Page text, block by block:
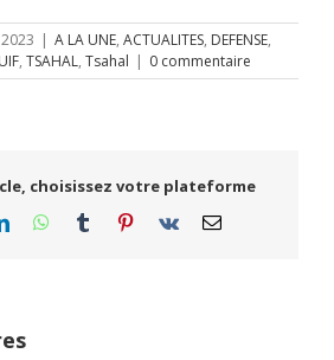
| A LA UNE, ACTUALITES, DEFENSE,
, TSAHAL, Tsahal | 0 commentaire
choisissez votre plateforme
LinkedInWhatsApp
Tumblr Pinterest
Vk Email